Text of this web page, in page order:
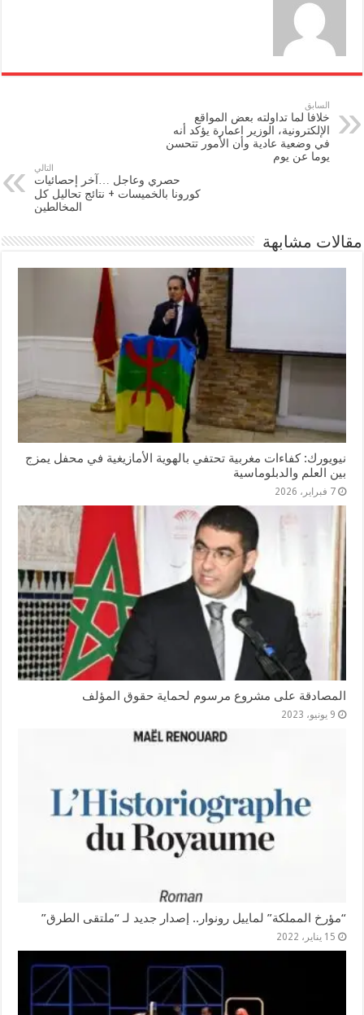
السابق
خلافا لما تداولته بعض المواقع
الإلكترونية، الوزير اعمارة يؤكد أنه
في وضعية عادية وأن الأمور تتحسن
يوما عن يوم
التالي
حصري وعاجل …آخر إحصائيات
كورونا بالخميسات + نتائج تحاليل كل
المخالطين
مقالات مشابهة
نيويورك: كفاءات مغربية تحتفي بالهوية الأمازيغية في محفل يمزج
بين العلم والدبلوماسية
7 فبراير، 2026
المصادقة على مشروع مرسوم لحماية حقوق المؤلف
9 يونيو، 2023
“مؤرخ المملكة” لماييل رونوار.. إصدار جديد لـ “ملتقى الطرق”
15 يناير، 2022